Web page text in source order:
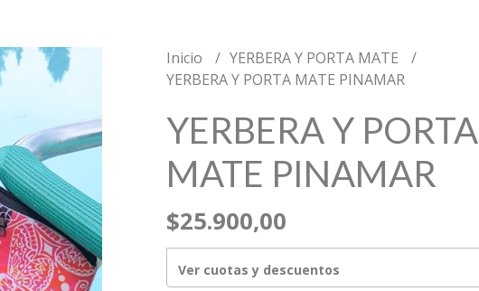
Inicio
YERBERA Y PORTA MATE
YERBERA Y PORTA MATE PINAMAR
YERBERA Y PORTA
MATE PINAMAR
$25.900,00
Ver cuotas y descuentos